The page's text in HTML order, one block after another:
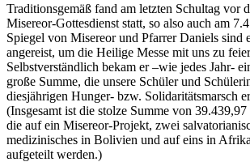
Traditionsgemäß fand am letzten Schultag vor
Misereor-Gottesdienst statt, so also auch am
Spiegel von Misereor und Pfarrer Daniels sind
angereist, um die Heilige Messe mit uns zu
Selbstverständlich bekam er –wie jedes Jahr-
große Summe, die unsere Schüler und
diesjährigen Hunger- bzw. Solidaritätsmarsch
(Insgesamt ist die stolze Summe von
die auf ein Misereor-Projekt, zwei
medizinisches in Bolivien und auf eins in
aufgeteilt werden.)